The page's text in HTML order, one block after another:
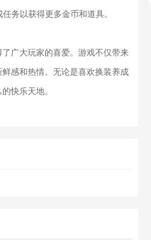
务以获得更多金币和道具。
广大玩家的喜爱。游戏不仅带来
感和热情。无论是喜欢换装养成
快乐天地。